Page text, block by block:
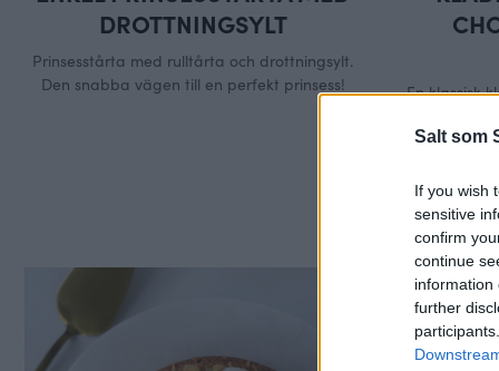
Salt som
If you wish
sensitive
confirm
continue
information
further
DROTTNINGSYLT
Prinsesstårta med rulltårta och drottningsylt.
Den snabba vägen till en perfekt prinsess!
En klassisk